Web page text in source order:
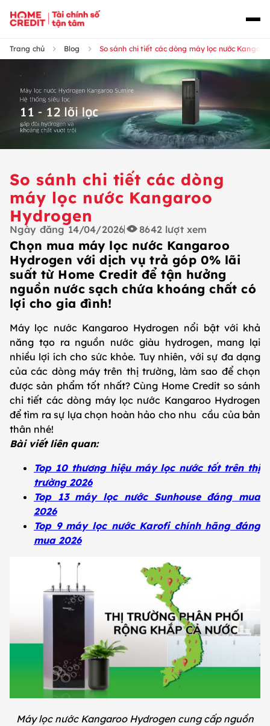
Trang chủ Blog So sánh chi tiết các dòng máy lọc nước
So sánh chi tiết các dòng
máy lọc nước Kangaroo
Hydrogen
Ngày đăng 14/04/2026 8642 lượt xem
Chọn mua máy lọc nước Kangaroo
Hydrogen với dịch vụ trả góp 0% lãi
suất từ Home Credit để tận hưởng
nguồn nước sạch chứa khoáng chất có
lợi cho gia đình!
Máy lọc nước Kangaroo Hydrogen nổi bật với khả
năng tạo ra nguồn nước giàu hydrogen, mang lại
nhiều lợi ích cho sức khỏe. Tuy nhiên, với sự đa dạng
của các dòng máy trên thị trường, làm sao để chọn
được sản phẩm tốt nhất? Cùng Home Credit so sánh
chi tiết các dòng máy lọc nước Kangaroo Hydrogen
để tìm ra sự lựa chọn hoàn hảo cho nhu cầu của bản
thân nhé!
Bài viết liên quan:
Top 10 thương hiệu máy lọc nước tốt trên thị
trường 2026
Top 13 máy lọc nước Sunhouse đáng mua
2026
Top 9 máy lọc nước Karofi chính hãng đáng
mua 2026
Máy lọc nước Kangaroo Hydrogen cung cấp nguồn